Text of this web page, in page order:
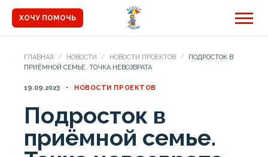
ХОЧУ ПОМОЧЬ
ГЛАВНАЯ НОВОСТИ НОВОСТИ ПРОЕКТОВ
ПОДРОСТОК В
ПРИЁМНОЙ СЕМЬЕ. ТОЧКА НЕВОЗВРАТА
19.09.2023 НОВОСТИ ПРОЕКТОВ
Подросток в
приёмной семье.